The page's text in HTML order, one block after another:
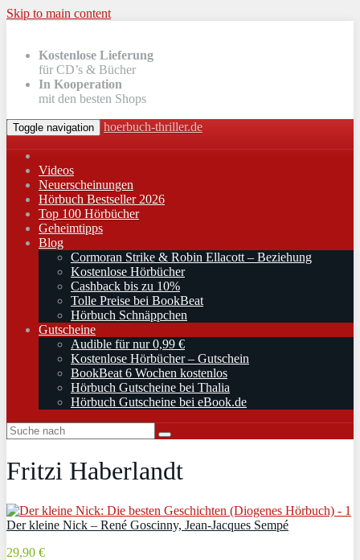
Skip to main content
Kostenlose Lieferung
für CD’s & Bücher
In Kooperation
mit den besten Shops
Toggle navigation hoerbuch-thriller.de
Videos
Neuerscheinungen
Hörbuch Bestseller 2026
Top 100 Hörbücher
Geheimtipps
Blog
Cormoran Strike & Robin Ellacott – Beziehung
Kostenlose Hörbücher
Cashback bis zu 10%
Tolle Preise bei BookBeat
Hörbuch Schnäppchen
Gutscheine
Audible für nur 0,99 €
Kostenlose Hörbücher – Gutschein
BookBeat 6 Wochen kostenlos
Hörbuch Gutscheine bei Thalia
Hörbuch Gutscheine bei eBook.de
Fritzi Haberlandt
Der kleine Nick – René Goscinny, Jean-Jacques Sempé
29,90 €